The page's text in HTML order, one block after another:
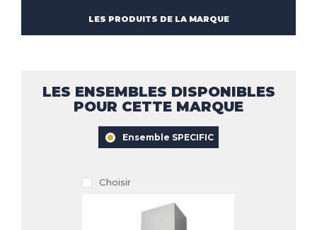
LES PRODUITS DE LA MARQUE
LES ENSEMBLES DISPONIBLES
POUR CETTE MARQUE
Ensemble SPECIFIC